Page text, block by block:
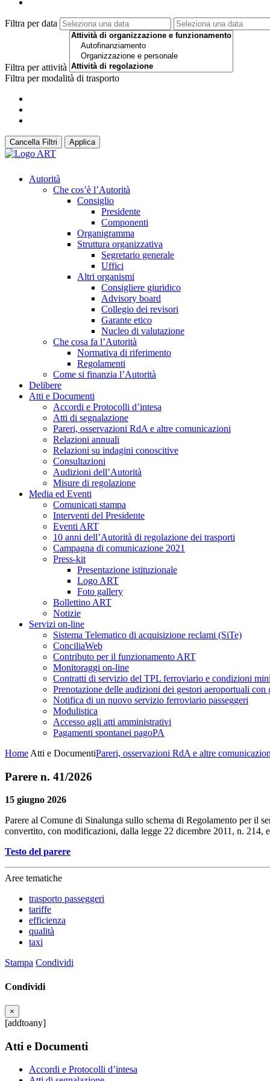
Filtra per data
Filtra per attività
Filtra per modalità di trasporto
Cancella Filtri Applica
Autorità
Che cos’è l’Autorità
Consiglio
Presidente
Componenti
Organigramma
Struttura organizzativa
Segretario generale
Uffici
Altri organismi
Consigliere giuridico
Advisory board
Collegio dei revisori
Garante etico
Nucleo di valutazione
Che cosa fa l’Autorità
Normativa di riferimento
Regolamenti
Come si finanzia l’Autorità
Delibere
Atti e Documenti
Accordi e Protocolli d’intesa
Atti di segnalazione
Pareri, osservazioni RdA e altre comunicazioni
Relazioni annuali
Relazioni su indagini conoscitive
Consultazioni
Audizioni dell’Autorità
Misure di regolazione
Media ed Eventi
Comunicati stampa
Interventi del Presidente
Eventi ART
10 anni dell’Autorità di regolazione dei trasporti
Campagna di comunicazione 2021
Press-kit
Presentazione istituzionale
Logo ART
Foto gallery
Bollettino ART
Notizie
Servizi on-line
Sistema Telematico di acquisizione reclami (SiTe)
ConciliaWeb
Contributo per il funzionamento ART
Monitoraggi on-line
Contratti di servizio del TPL ferroviario e condizioni
Prenotazione delle audizioni dei gestori aeroportuali con
Notifica di un nuovo servizio ferroviario passeggeri
Modulistica
Accesso agli atti amministrativi
Pagamenti spontanei pagoPA
Home Atti e DocumentiPareri, osservazioni RdA e altre
Parere n. 41/2026
15 giugno 2026
Parere al Comune di Sinalunga sullo schema di Regolamento per il
convertito, con modificazioni, dalla legge 22 dicembre 2011, n. 214,
Testo del parere
Aree tematiche
trasporto passeggeri
tariffe
efficienza
qualità
taxi
Stampa Condividi
Condividi
×
[addtoany]
Atti e Documenti
Accordi e Protocolli d’intesa